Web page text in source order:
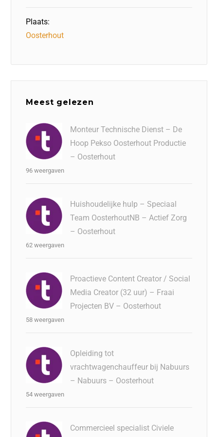
Plaats:
Oosterhout
Meest gelezen
Monteur Technische Dienst – De
Hoop Pekso Oosterhout Productie
– Oosterhout
96 weergaven
Huishoudelijke hulp – Speciaal
Team OosterhoutNB – Actief Zorg
– Oosterhout
62 weergaven
Proactieve Content Creator / Social
Media Creator (32 uur) – Fraai
Projecten BV – Oosterhout
58 weergaven
Opleiding tot
vrachtwagenchauffeur bij Nabuurs
– Nabuurs – Oosterhout
54 weergaven
Commercieel specialist Civiele